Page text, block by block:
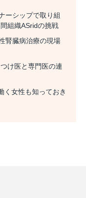
ーシップで取り組
組織ASridの挑戦
腎臓病治療の現場
け医と専門医の連
く女性も知っておき